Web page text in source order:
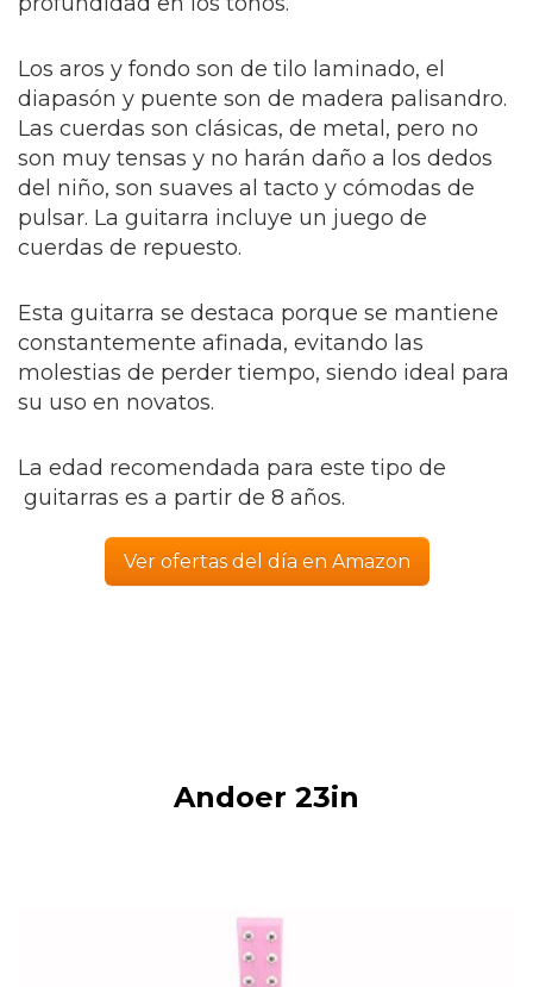
Los aros y fondo son de tilo laminado, el
diapasón y puente son de madera palisandro.
Las cuerdas son clásicas, de metal, pero no
son muy tensas y no harán daño a los dedos
del niño, son suaves al tacto y cómodas de
pulsar. La guitarra incluye un juego de
cuerdas de repuesto.
Esta guitarra se destaca porque se mantiene
constantemente afinada, evitando las
molestias de perder tiempo, siendo ideal para
su uso en novatos.
La edad recomendada para este tipo de
guitarras es a partir de 8 años.
Ver ofertas del día en Amazon
Andoer 23in